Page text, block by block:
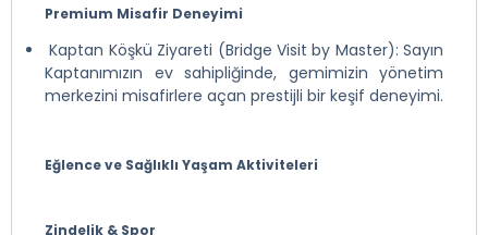
Premium Misafir Deneyimi
Kaptan Köşkü Ziyareti (Bridge Visit by Master): Sayın
Kaptanımızın ev sahipliğinde, gemimizin yönetim
merkezini misafirlere açan prestijli bir keşif deneyimi.
Eğlence ve Sağlıklı Yaşam Aktiviteleri
Zindelik & Spor